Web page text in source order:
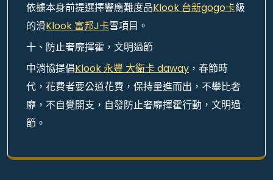
依據本身前提選擇響應難度品Klook 台新gogo卡級
的滑Klook 富邦J卡雪項目。
十、防止奢靡揮霍，文明過節
中消協提倡Klook 永豐 大衛卡 daway ，春節時
代，花費者要公道花費，保持量進而出，不攀比奢
靡，不自覺開支，自發防止奢靡揮霍行動，文明過
節。